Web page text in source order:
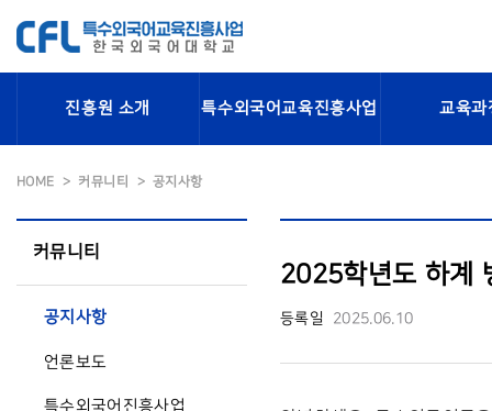
진흥원 소개 특수외국어교육진흥사업 교육과
HOME 커뮤니티 공지사항
커뮤니티
공지사항
언론보도
특수외국어진흥사업
2025학년도 하계
등록일 2025.06.10